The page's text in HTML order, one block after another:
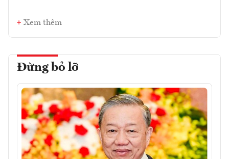
Xem thêm
Đừng bỏ lỡ